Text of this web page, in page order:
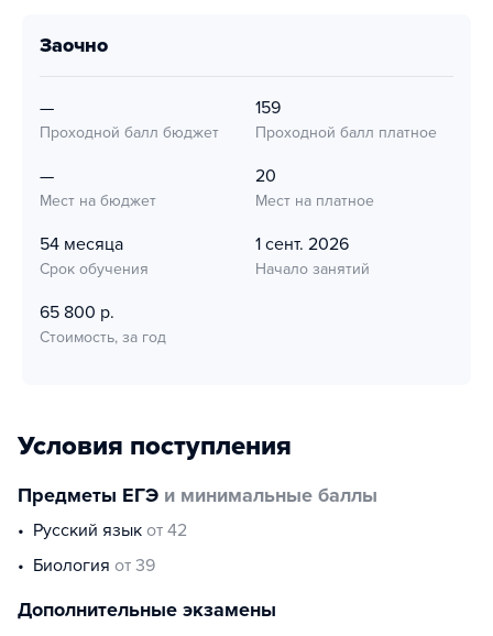
заочно
—
Проходной балл бюджет
159
Проходной балл платное
—
Мест на бюджет
20
Мест на платное
54 месяца
Срок обучения
1 сент. 2026
Начало занятий
65 800 р.
Стоимость, за год
Условия поступления
Предметы ЕГЭ и минимальные баллы
русский язык от 42
биология от 39
Дополнительные экзамены